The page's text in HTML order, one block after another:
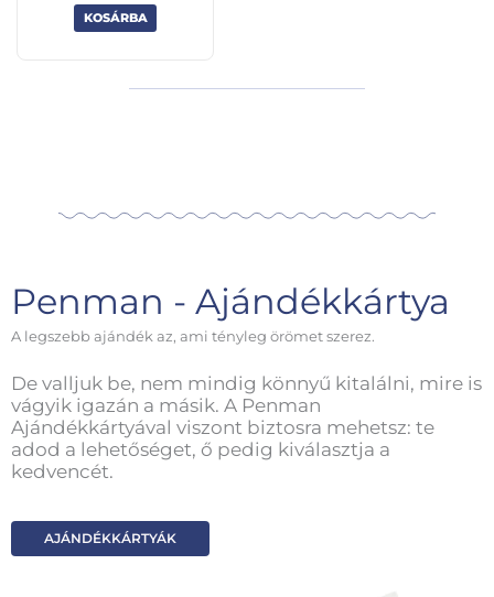
KOSÁRBA
Penman - Ajándékkártya
A legszebb ajándék az, ami tényleg örömet szerez.
De valljuk be, nem mindig könnyű kitalálni, mire is
vágyik igazán a másik. A Penman
Ajándékkártyával viszont biztosra mehetsz: te
adod a lehetőséget, ő pedig kiválasztja a
kedvencét.
AJÁNDÉKKÁRTYÁK